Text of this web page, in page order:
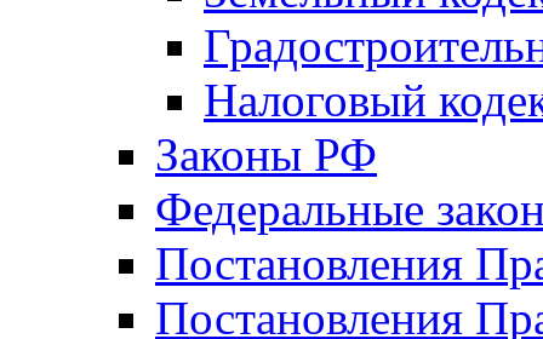
Налоговый
Законы РФ
Федеральные
Постановления
Постановления